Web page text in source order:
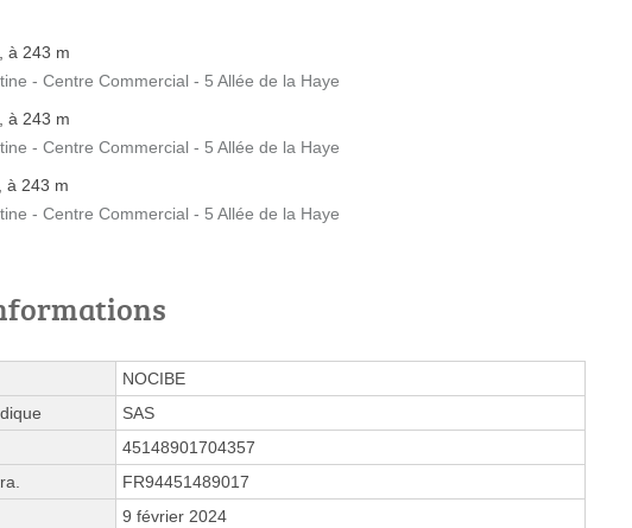
à 243 m
- Centre Commercial - 5 Allée de la Haye
à 243 m
- Centre Commercial - 5 Allée de la Haye
à 243 m
- Centre Commercial - 5 Allée de la Haye
NOCIBE
SAS
45148901704357
FR94451489017
9 février 2024